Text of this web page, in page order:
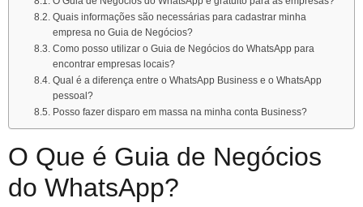
Quais informações são necessárias para cadastrar minha
empresa no Guia de Negócios?
Como posso utilizar o Guia de Negócios do WhatsApp para
encontrar empresas locais?
Qual é a diferença entre o WhatsApp Business e o WhatsApp
pessoal?
Posso fazer disparo em massa na minha conta Business?
O Que é Guia de Negócios
do WhatsApp?